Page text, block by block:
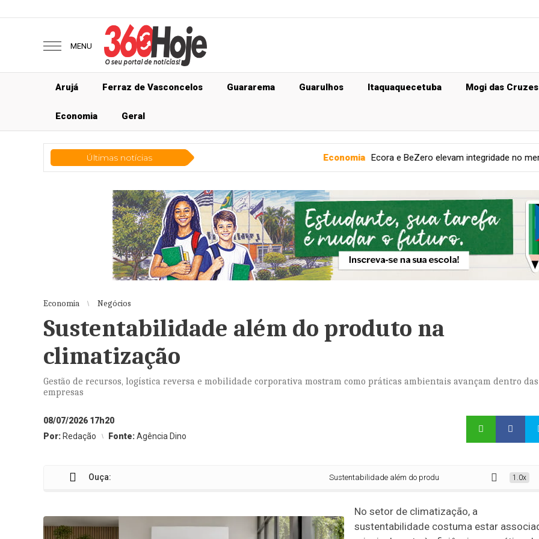
MENU
Arujá Ferraz de Vasconcelos Guararema Guarulhos Itaquaquecetuba Mogi das Cruzes
Economia Geral
Últimas notícias Ecora e BeZero elevam integridade no mercado de carbono
Economia Negócios
Sustentabilidade além do produto na
climatização
Gestão de recursos, logística reversa e mobilidade corporativa mostram como práticas ambientais avançam dentro das
empresas
08/07/2026 17h20
Por: Redação Fonte:Agência Dino
Ouça: Sustentabilidade além do produto na climatização 1.0x
No setor de climatização, a
sustentabilidade costuma estar